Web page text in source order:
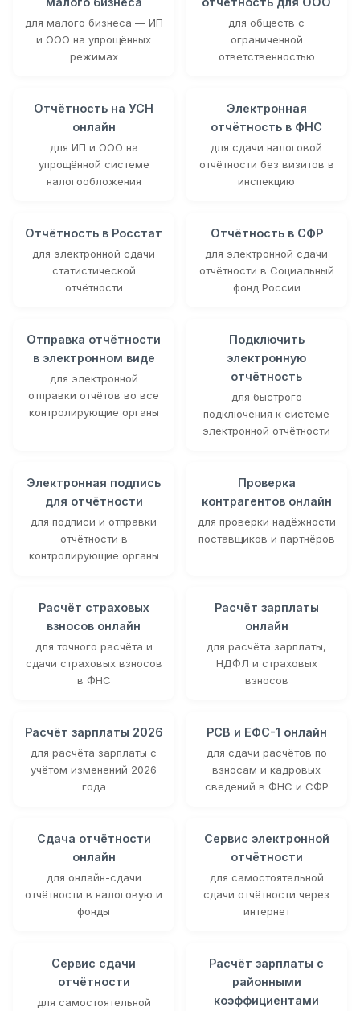
для малого бизнеса — ИП
и ООО на упрощённых
режимах
для обществ с
ограниченной
ответственностью
Отчётность на УСН
онлайн
для ИП и ООО на
упрощённой системе
налогообложения
Электронная
отчётность в ФНС
для сдачи налоговой
отчётности без визитов в
инспекцию
Отчётность в Росстат
для электронной сдачи
статистической
отчётности
Отчётность в СФР
для электронной сдачи
отчётности в Социальный
фонд России
Отправка отчётности
в электронном виде
для электронной
отправки отчётов во все
контролирующие органы
Подключить
электронную
отчётность
для быстрого
подключения к системе
электронной отчётности
Электронная подпись
для отчётности
для подписи и отправки
отчётности в
контролирующие органы
Проверка
контрагентов онлайн
для проверки надёжности
поставщиков и партнёров
Расчёт страховых
взносов онлайн
для точного расчёта и
сдачи страховых взносов
в ФНС
Расчёт зарплаты
онлайн
для расчёта зарплаты,
НДФЛ и страховых
взносов
Расчёт зарплаты 2026
для расчёта зарплаты с
учётом изменений 2026
года
РСВ и ЕФС-1 онлайн
для сдачи расчётов по
взносам и кадровых
сведений в ФНС и СФР
Сдача отчётности
онлайн
для онлайн-сдачи
отчётности в налоговую и
фонды
Сервис электронной
отчётности
для самостоятельной
сдачи отчётности через
интернет
Сервис сдачи
отчётности
для самостоятельной
Расчёт зарплаты с
районными
коэффициентами